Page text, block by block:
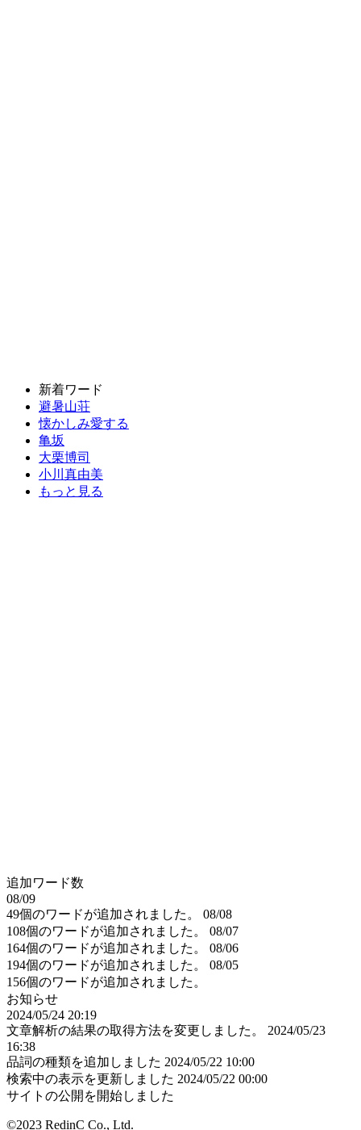
新着ワード
避暑山荘
懐かしみ愛する
亀坂
大栗博司
小川真由美
もっと見る
追加ワード数
08/09
49個のワードが追加されました。
08/08
108個のワードが追加されました。
08/07
164個のワードが追加されました。
08/06
194個のワードが追加されました。
08/05
156個のワードが追加されました。
お知らせ
2024/05/24 20:19
文章解析の結果の取得方法を変更しました。
2024/05/23
16:38
品詞の種類を追加しました 2024/05/22 10:00
検索中の表示を更新しました 2024/05/22 00:00
サイトの公開を開始しました
©2023 RedinC Co., Ltd.